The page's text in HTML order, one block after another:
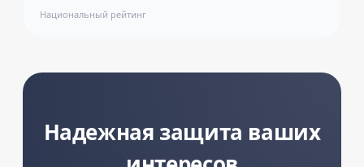
Национальный рейтинг
Надежная защита ваших